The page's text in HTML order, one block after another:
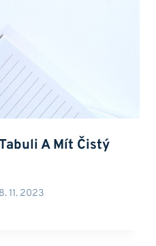
A Mít Čistý
8. 11. 2023